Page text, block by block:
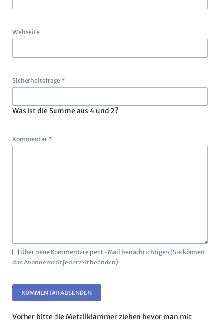
Webseite
Pflichtfeld
Sicherheitsfrage *
Was ist die Summe aus 4 und 2?
Pflichtfeld
Kommentar *
Über neue Kommentare per E-Mail benachrichtigen (Sie können
das Abonnement jederzeit beenden)
KOMMENTAR ABSENDEN
Vorher bitte die Metallklammer ziehen bevor man mit